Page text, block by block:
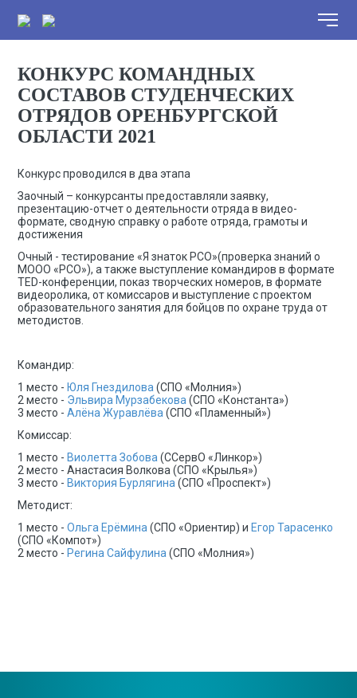
КОНКУРС КОМАНДНЫХ
СОСТАВОВ СТУДЕНЧЕСКИХ
ОТРЯДОВ ОРЕНБУРГСКОЙ
ОБЛАСТИ 2021
Конкурс проводился в два этапа
Заочный – конкурсанты предоставляли заявку,
презентацию-отчет о деятельности отряда в видео-
формате, сводную справку о работе отряда, грамоты и
достижения
Очный - тестирование «Я знаток РСО»(проверка знаний о
МООО «РСО»), а также выступление командиров в формате
TED-конференции, показ творческих номеров, в формате
видеоролика, от комиссаров и выступление с проектом
образовательного занятия для бойцов по охране труда от
методистов.
Командир:
1 место - Юля Гнездилова (СПО «Молния»)
2 место - Эльвира Мурзабекова (СПО «Константа»)
3 место -Алёна Журавлёва (СПО «Пламенный»)
Комиссар:
1 место - Виолетта Зобова (ССервО «Линкор»)
2 место - Анастасия Волкова (СПО «Крылья»)
3 место - Виктория Бурлягина (СПО «Проспект»)
Методист:
1 место -Ольга Ерёмина (СПО «Ориентир) и Егор Тарасенко
(СПО «Компот»)
2 место - Регина Сайфулина (СПО «Молния»)